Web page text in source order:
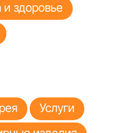
и здоровье
Услуги